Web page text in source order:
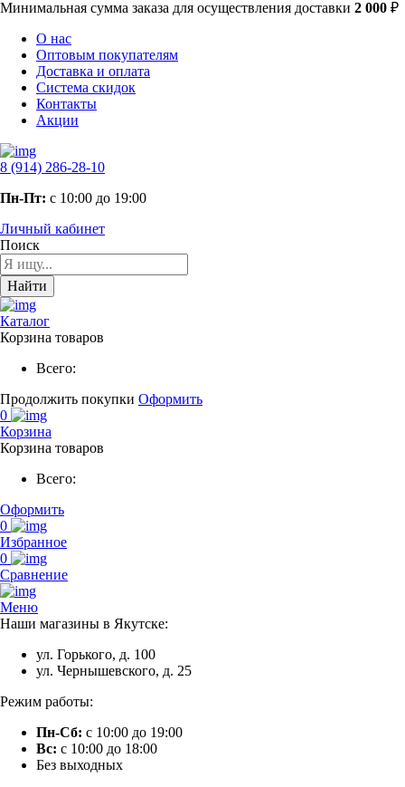
Минимальная сумма заказа для осуществления доставки 2 000 ₽
О нас
Оптовым покупателям
Доставка и оплата
Система скидок
Контакты
Акции
8 (914) 286-28-10
Пн-Пт: с 10:00 до 19:00
Личный кабинет
Поиск
Найти
Каталог
Корзина товаров
Всего:
Продолжить покупки Оформить
0
Корзина
Корзина товаров
Всего:
Оформить
0
Избранное
0
Сравнение
Меню
Наши магазины в Якутске:
ул. Горького, д. 100
ул. Чернышевского, д. 25
Режим работы:
Пн-Сб: с 10:00 до 19:00
Вс: с 10:00 до 18:00
Без выходных